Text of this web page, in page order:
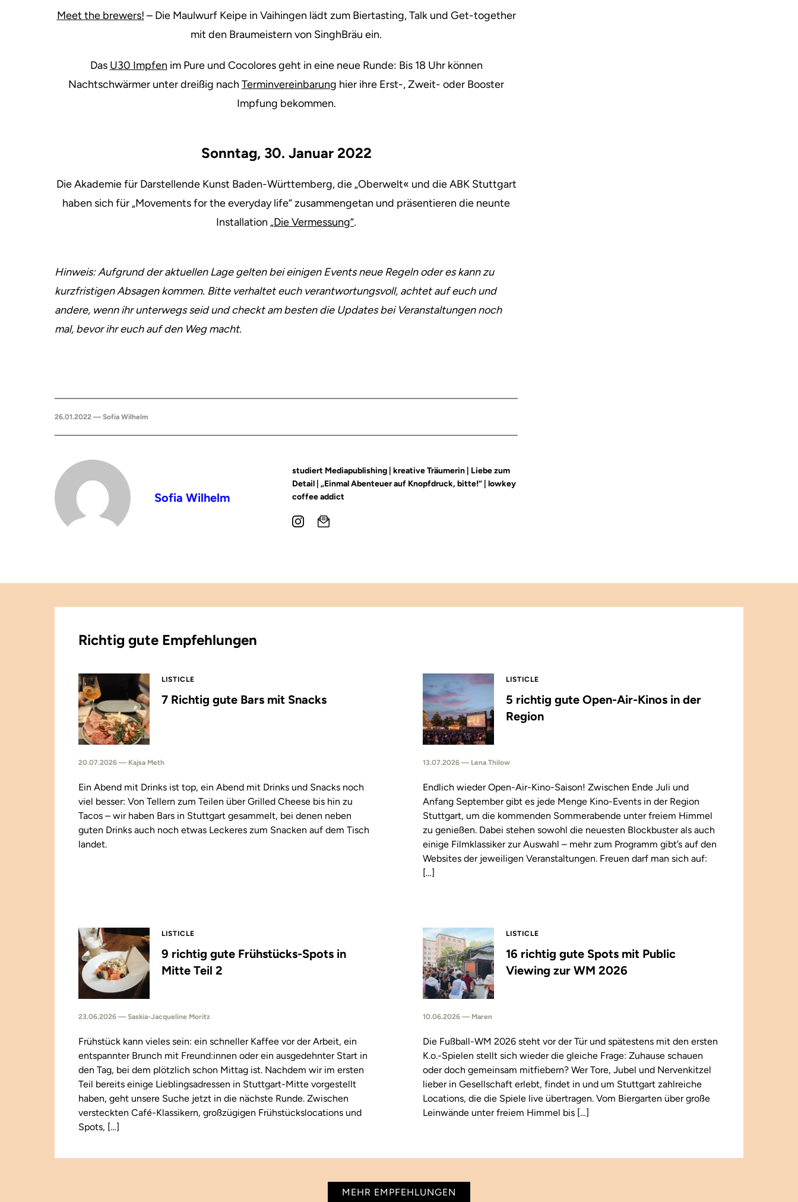
Meet the brewers! – Die Maulwurf Keipe in Vaihingen lädt zum Biertasting, Talk und Get-together
mit den Braumeistern von SinghBräu ein.
Das U30 Impfen im Pure und Cocolores geht in eine neue Runde: Bis 18 Uhr können
Nachtschwärmer unter dreißig nach Terminvereinbarung hier ihre Erst-, Zweit- oder Booster
Impfung bekommen.
Sonntag, 30. Januar 2022
Die Akademie für Darstellende Kunst Baden-Württemberg, die „Oberwelt« und die ABK Stuttgart
haben sich für „Movements for the everyday life“ zusammengetan und präsentieren die neunte
Installation „Die Vermessung“.
Hinweis:Aufgrund der aktuellen Lage gelten bei einigen Events neue Regeln oder es kann zu
kurzfristigen Absagen kommen. Bitte verhaltet euch verantwortungsvoll, achtet auf euch und
andere, wenn ihr unterwegs seid und checkt am besten die Updates bei Veranstaltungen noch
mal, bevor ihr euch auf den Weg macht.
26.01.2022 — Sofia Wilhelm
Sofia Wilhelm
studiert Mediapublishing | kreative Träumerin | Liebe zum
Detail | „Einmal Abenteuer auf Knopfdruck, bitte!“ | lowkey
coffee addict
Richtig gute Empfehlungen
LISTICLE
7 Richtig gute Bars mit Snacks
20.07.2026 — Kajsa Meth
Ein Abend mit Drinks ist top, ein Abend mit Drinks und Snacks noch
viel besser: Von Tellern zum Teilen über Grilled Cheese bis hin zu
Tacos – wir haben Bars in Stuttgart gesammelt, bei denen neben
guten Drinks auch noch etwas Leckeres zum Snacken auf dem Tisch
landet.
LISTICLE
5 richtig gute Open-Air-Kinos in der
Region
13.07.2026 — Lena Thilow
Endlich wieder Open-Air-Kino-Saison! Zwischen Ende Juli und
Anfang September gibt es jede Menge Kino-Events in der Region
Stuttgart, um die kommenden Sommerabende unter freiem Himmel
zu genießen. Dabei stehen sowohl die neuesten Blockbuster als auch
einige Filmklassiker zur Auswahl – mehr zum Programm gibt’s auf den
Websites der jeweiligen Veranstaltungen. Freuen darf man sich auf:
[…]
LISTICLE
9 richtig gute Frühstücks-Spots in
Mitte Teil 2
23.06.2026 — Saskia-Jacqueline Moritz
Frühstück kann vieles sein: ein schneller Kaffee vor der Arbeit, ein
entspannter Brunch mit Freund:innen oder ein ausgedehnter Start in
den Tag, bei dem plötzlich schon Mittag ist. Nachdem wir im ersten
Teil bereits einige Lieblingsadressen in Stuttgart-Mitte vorgestellt
haben, geht unsere Suche jetzt in die nächste Runde. Zwischen
versteckten Café-Klassikern, großzügigen Frühstückslocations und
Spots, […]
LISTICLE
16 richtig gute Spots mit Public
Viewing zur WM 2026
10.06.2026 — Maren
Die Fußball-WM 2026 steht vor der Tür und spätestens mit den ersten
K.o.-Spielen stellt sich wieder die gleiche Frage: Zuhause schauen
oder doch gemeinsam mitfiebern? Wer Tore, Jubel und Nervenkitzel
lieber in Gesellschaft erlebt, findet in und um Stuttgart zahlreiche
Locations, die die Spiele live übertragen. Vom Biergarten über große
Leinwände unter freiem Himmel bis […]
MEHR EMPFEHLUNGEN